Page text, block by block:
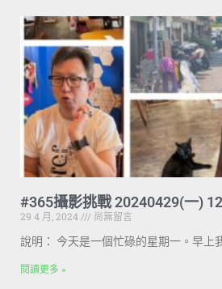
#365攝影挑戰 20240429(一)
29 4 月, 2024
尚無留言
說明： 今天是一個忙碌的星期一。早上
閱讀更多 »